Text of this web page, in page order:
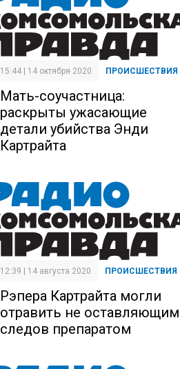
15:44 | 14 октября 2020 ПРОИСШЕСТВИЯ
Мать-соучастница:
раскрыты ужасающие
детали убийства Энди
Картрайта
12:39 | 14 августа 2020 ПРОИСШЕСТВИЯ
Рэпера Картрайта могли
отравить не оставляющим
следов препаратом